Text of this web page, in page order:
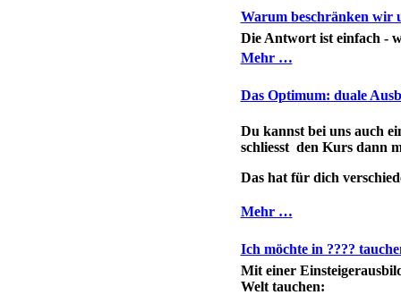
Warum beschränken wir
Die Antwort ist einfach -
Mehr …
Das Optimum: duale
Du kannst bei uns auch
schliesst den Kurs dann
Das hat für dich
Mehr …
Ich möchte in ????
Mit einer
Welt tauchen: